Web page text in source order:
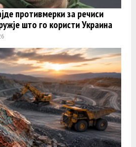
противмерки за речиси
што го користи Украина